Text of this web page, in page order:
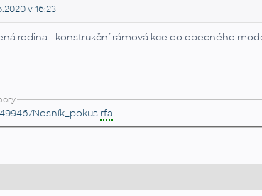
v 16:23
rodina - konstrukční rámová kce do obecného
Nosník_pokus.rfa